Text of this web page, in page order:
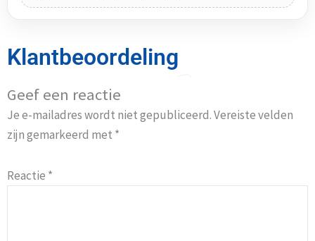
Klantbeoordeling
Geef een reactie
Je e-mailadres wordt niet gepubliceerd.Vereiste velden
zijn gemarkeerd met *
Reactie *